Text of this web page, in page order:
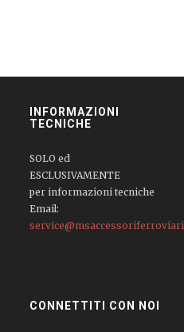
INFORMAZIONI
TECNICHE
SOLO ed
ESCLUSIVAMENTE
per informazioni tecniche
Email:
CONNETTITI CON NOI